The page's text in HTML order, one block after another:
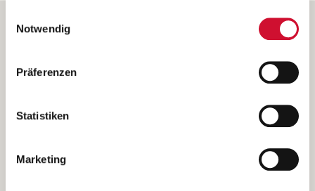
Wenn Sie auf „Cookies zulassen“ klicken, so stimmen
Sie der Speicherung sämtlicher Cookies zu. Sie können
Ihre Einwilligung selbstverständlich jederzeit widerrufen,
indem Sie die Cookie-Einstellungen aufrufen und diese
unsererDatenschutzerklärung
Notwendig
Präferenzen
Statistiken
Marketing
Betreiber der Webseite
Kantstraße 45a
(Ein Tochterunternehmen des AWO Bezirksverbandes Unterfranken
e.V.)